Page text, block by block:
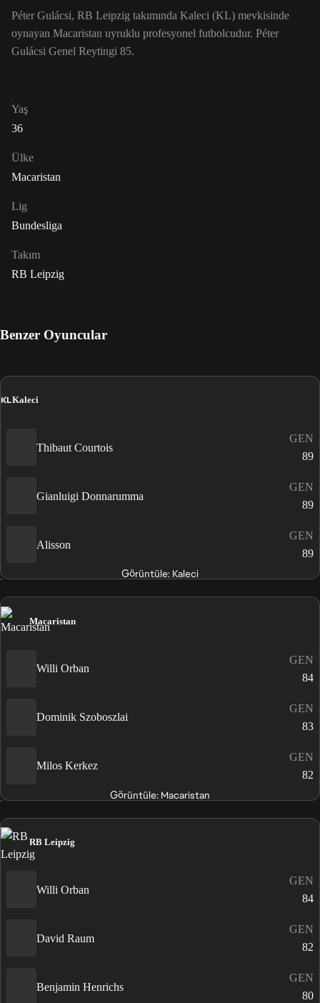
Péter Gulácsi, RB Leipzig takımında Kaleci (KL) mevkisinde
oynayan Macaristan uyruklu profesyonel futbolcudur. Péter
Gulácsi Genel Reytingi 85.
Yaş
36
Ülke
Macaristan
Lig
Bundesliga
Takım
RB Leipzig
Benzer Oyuncular
KLKaleci
Thibaut Courtois
GEN
89
Gianluigi Donnarumma
GEN
89
Alisson
GEN
89
Görüntüle: Kaleci
Macaristan
Willi Orban
GEN
84
Dominik Szoboszlai
GEN
83
Milos Kerkez
GEN
82
Görüntüle: Macaristan
RB Leipzig
Willi Orban
GEN
84
David Raum
GEN
82
Benjamin Henrichs
GEN
80